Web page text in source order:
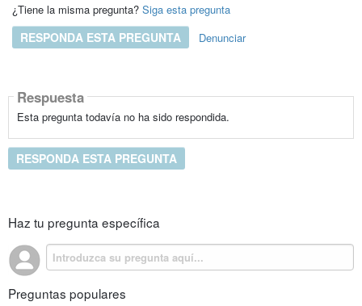
¿Tiene la misma pregunta? Siga esta pregunta
RESPONDA ESTA PREGUNTA Denunciar
Respuesta
Esta pregunta todavía no ha sido respondida.
RESPONDA ESTA PREGUNTA
Haz tu pregunta específica
Preguntas populares